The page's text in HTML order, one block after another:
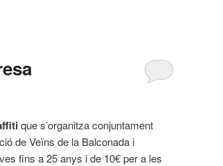
que s’organitza conjuntament
de Veïns de la Balconada i
fins a 25 anys i de 10€ per a les